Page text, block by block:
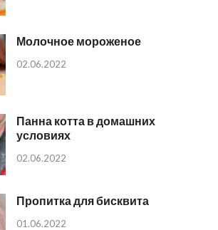
Молочное мороженое
02.06.2022
Панна котта в домашних
условиях
02.06.2022
Пропитка для бисквита
01.06.2022